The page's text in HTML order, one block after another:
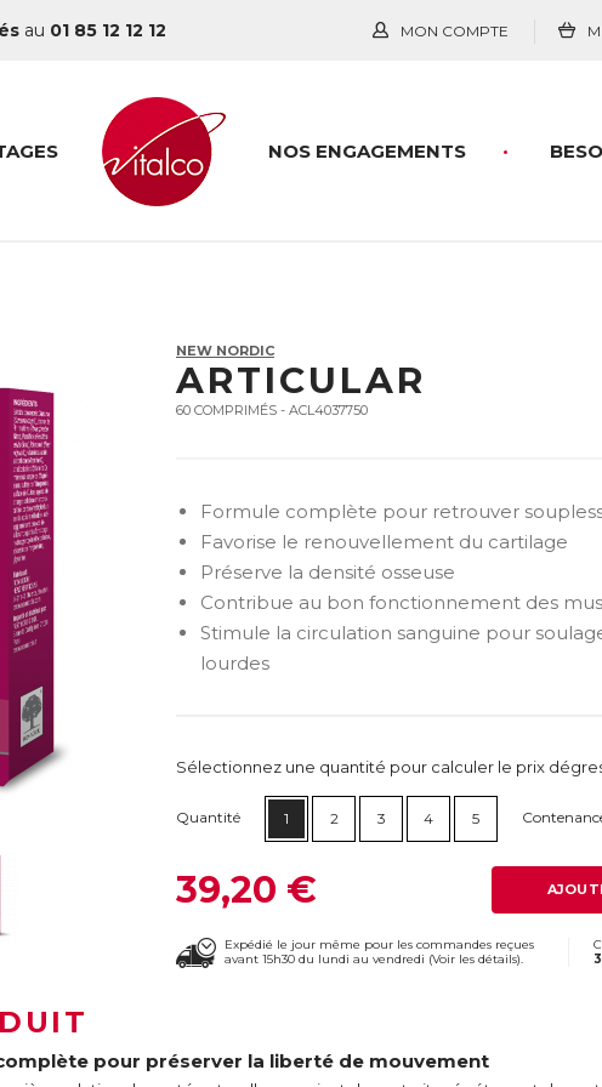
au 01 85 12 12 12 MON COMPTE
NOS ENGAGEMENTS
NEW NORDIC
ARTICULAR
60 COMPRIMÉS - ACL4037750
Formule complète pour retrouver
Favorise le renouvellement du cartilage
Préserve la densité osseuse
Contribue au bon fonctionnement des
Stimule la circulation sanguine pour
lourdes
Sélectionnez une quantité pour calculer le prix
Quantité 1 2 3 4 5
39,20 €
Expédié le jour même pour les commandes reçues
avant 15h30 du lundi au vendredi (Voir les détails).
pour préserver la liberté de mouvement